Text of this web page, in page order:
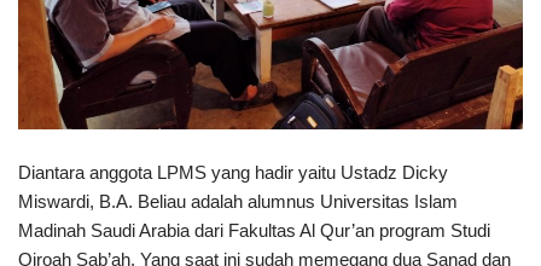
Diantara anggota LPMS yang hadir yaitu Ustadz Dicky
Miswardi, B.A. Beliau adalah alumnus Universitas Islam
Madinah Saudi Arabia dari Fakultas Al Qur’an program Studi
Qiroah Sab’ah. Yang saat ini sudah memegang dua Sanad dan